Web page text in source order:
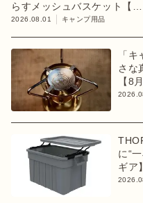
らすメッシュバスケット【目
利きのキャンプギア】
2026.08.01 キャンプ用品
「
さな
【8
に“
ギア】